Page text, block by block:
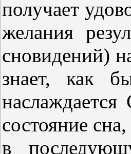
получает
желания
сновидений)
знает, как
состояние
в